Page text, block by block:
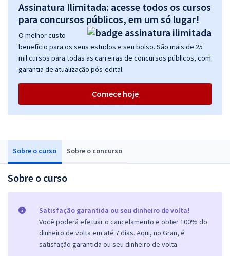
Sobre o curso Sobre o concurso
Sobre o curso
Satisfação garantida ou seu dinheiro de volta!
Você poderá efetuar o cancelamento e obter 100% do
dinheiro de volta em até 7 dias. Aqui, no Gran, é
satisfação garantida ou seu dinheiro de volta.
Assinatura Ilimitada: acesse todos os cursos
para concursos públicos, em um só lugar!
O melhor custo
benefício para os seus estudos e seu bolso. São mais de 25
mil cursos para todas as carreiras de concursos públicos, com
garantia de atualização pós-edital.
Comece hoje